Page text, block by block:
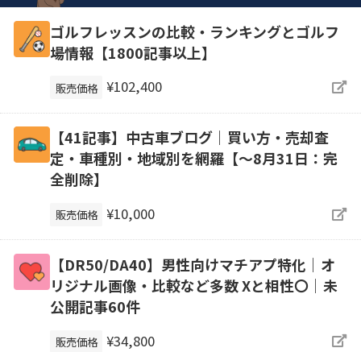
ゴルフレッスンの比較・ランキングとゴルフ
場情報【1800記事以上】
販売価格 ¥102,400
【41記事】中古車ブログ｜買い方・売却査
定・車種別・地域別を網羅【～8月31日：完
全削除】
販売価格 ¥10,000
【DR50/DA40】男性向けマチアプ特化｜オ
リジナル画像・比較など多数 Xと相性〇｜未
公開記事60件
販売価格 ¥34,800